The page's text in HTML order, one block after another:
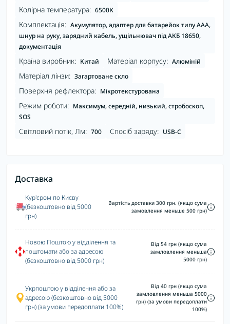
Колірна температура: 6500К
Комплектація: Акумулятор, адаптер для батарейок типу ААА,
шнур на руку, зарядний кабель, ущільнювач під АКБ 18650,
документація
Країна виробник: Китай Матеріал корпусу: Алюміній
Матеріал лінзи: Загартоване скло
Поверхня рефлектора: Мікротекстурована
Режим роботи: Максимум, середній, низький, стробоскоп,
SOS
Світловий потік, Лм: 700 Спосіб заряду: USB-C
Доставка
Кур'єром по Києву
(безкоштовно від 5000
грн)
Вартість доставки 300 грн. (якщо сума
замовлення меньше 500 грн)
Новою Поштою у відділення та
поштомати або за адресою
(безкоштовно від 5000 грн)
Від 54 грн (якщо сума
замловлення меньша
5000 грн)
Укрпоштою у відділення або за
адресою (безкоштовно від 5000
грн) (за умови передоплати 100%)
Від 40 грн (якщо сума
замловлення меньша 5000
грн) (за умови передоплати
100%)